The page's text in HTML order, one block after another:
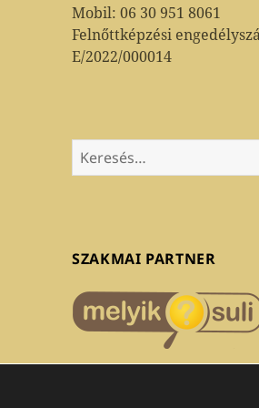
Mobil: 06 30 951 8061
Felnőttképzési
E/2022/000014
Keresés:
SZAKMAI PARTNER